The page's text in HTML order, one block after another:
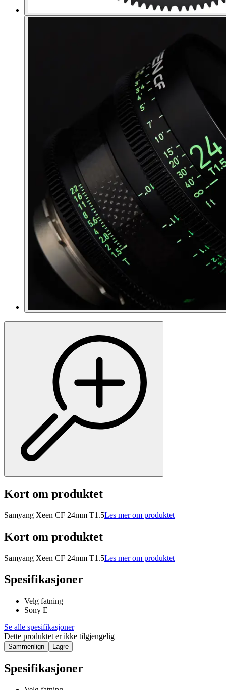
Kort om produktet
Samyang Xeen CF 24mm T1.5Les mer om produktet
Kort om produktet
Samyang Xeen CF 24mm T1.5Les mer om produktet
Spesifikasjoner
Velg fatning
Sony E
Se alle spesifikasjoner
Dette produktet er ikke tilgjengelig
Sammenlign Lagre
Spesifikasjoner